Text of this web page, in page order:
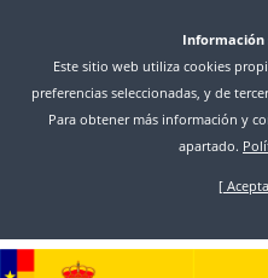
Información
Este sitio web utiliza cookies
preferencias seleccionadas, y de
Para obtener más información y
apartado.
[